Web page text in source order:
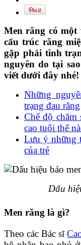
Men răng có
cấu trúc răng
gặp phải tình
nguyên do tại
viết dưới đây nhé!
Những
trạng đau răng
Chế độ chăm
cao tuổi thế
Lưu ý những
của trẻ
Dấu
Men răng là gì?
Theo các Bác sĩ